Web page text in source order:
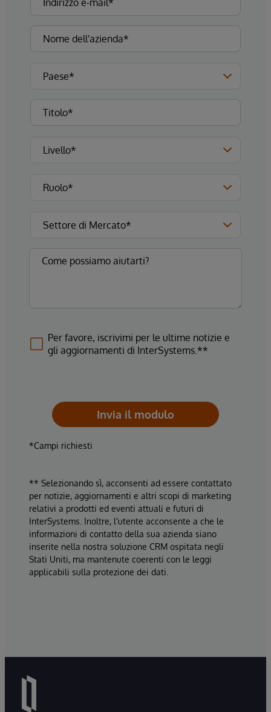
Per favore, iscrivimi per le ultime notizie e
gli aggiornamenti di InterSystems.**
Invia il modulo
*Campi richiesti
** Selezionando sì, acconsenti ad essere contattato
per notizie, aggiornamenti e altri scopi di marketing
relativi a prodotti ed eventi attuali e futuri di
InterSystems. Inoltre, l'utente acconsente a che le
informazioni di contatto della sua azienda siano
inserite nella nostra soluzione CRM ospitata negli
Stati Uniti, ma mantenute coerenti con le leggi
applicabili sulla protezione dei dati.